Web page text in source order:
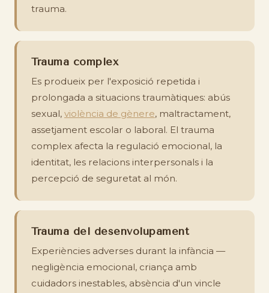
trauma.
Trauma complex
Es produeix per l'exposició repetida i
prolongada a situacions traumàtiques: abús
sexual, violència de gènere, maltractament,
assetjament escolar o laboral. El trauma
complex afecta la regulació emocional, la
identitat, les relacions interpersonals i la
percepció de seguretat al món.
Trauma del desenvolupament
Experiències adverses durant la infància —
negligència emocional, criança amb
cuidadors inestables, absència d'un vincle